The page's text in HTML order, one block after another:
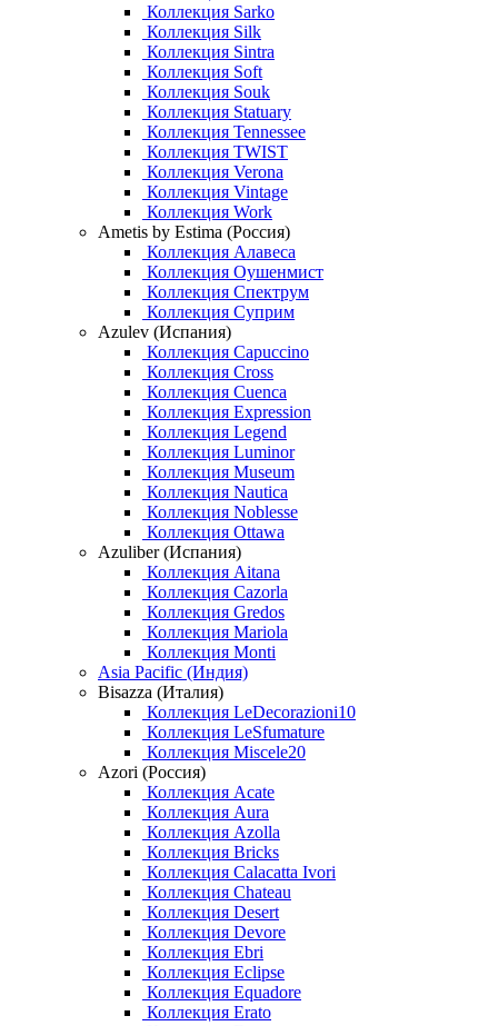
Коллекция Sarko
Коллекция Silk
Коллекция Sintra
Коллекция Soft
Коллекция Souk
Коллекция Statuary
Коллекция Tennessee
Коллекция TWIST
Коллекция Verona
Коллекция Vintage
Коллекция Work
Ametis by Estima (Россия)
Коллекция Алавеса
Коллекция Оушенмист
Коллекция Спектрум
Коллекция Суприм
Azulev (Испания)
Коллекция Capuccino
Коллекция Cross
Коллекция Cuenca
Коллекция Expression
Коллекция Legend
Коллекция Luminor
Коллекция Museum
Коллекция Nautica
Коллекция Noblesse
Коллекция Ottawa
Azuliber (Испания)
Коллекция Aitana
Коллекция Cazorla
Коллекция Gredos
Коллекция Mariola
Коллекция Monti
Asia Pacific (Индия)
Bisazza (Италия)
Коллекция LeDecorazioni10
Коллекция LeSfumature
Коллекция Miscele20
Azori (Россия)
Коллекция Acate
Коллекция Aura
Коллекция Azolla
Коллекция Bricks
Коллекция Calacatta Ivori
Коллекция Chateau
Коллекция Desert
Коллекция Devore
Коллекция Ebri
Коллекция Eclipse
Коллекция Equadore
Коллекция Erato